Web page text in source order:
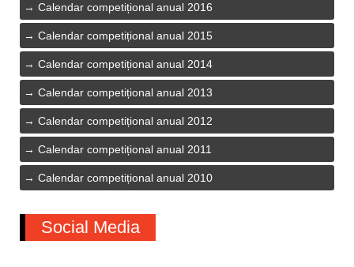
Calendar competițional anual 2016
Calendar competițional anual 2015
Calendar competițional anual 2014
Calendar competițional anual 2013
Calendar competițional anual 2012
Calendar competițional anual 2011
Calendar competițional anual 2010
Social Media